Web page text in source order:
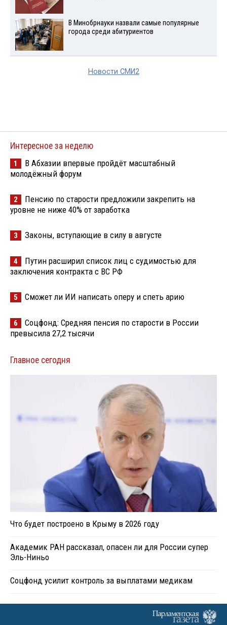
В Минобрнауки назвали самые популярные
города среди абитуриентов
Новости СМИ2
Интересное за неделю
1
В Абхазии впервые пройдёт масштабный
молодёжный форум
2
Пенсию по старости предложили закрепить на
уровне не ниже 40% от заработка
3 Законы, вступающие в силу в августе
4
Путин расширил список лиц с судимостью для
заключения контракта с ВС РФ
5 Сможет ли ИИ написать оперу и спеть арию
6
Соцфонд: Средняя пенсия по старости в России
превысила 27,2 тысячи
Главное сегодня
Что будет построено в Крыму в 2026 году
Академик РАН рассказал, опасен ли для России супер
Эль-Ниньо
Соцфонд усилит контроль за выплатами медикам